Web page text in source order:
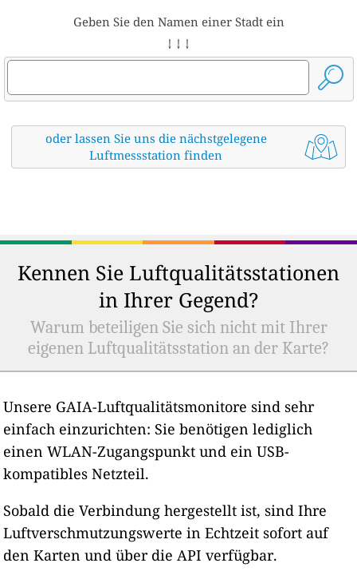
Geben Sie den Namen einer Stadt ein
↓ ↓ ↓
oder lassen Sie uns die nächstgelegene
Luftmessstation finden
Kennen Sie Luftqualitätsstationen
in Ihrer Gegend?
Warum beteiligen Sie sich nicht mit Ihrer
eigenen Luftqualitätsstation an der Karte?
Unsere GAIA-Luftqualitätsmonitore sind sehr
einfach einzurichten: Sie benötigen lediglich
einen WLAN-Zugangspunkt und ein USB-
kompatibles Netzteil.
Sobald die Verbindung hergestellt ist, sind Ihre
Luftverschmutzungswerte in Echtzeit sofort auf
den Karten und über die API verfügbar.